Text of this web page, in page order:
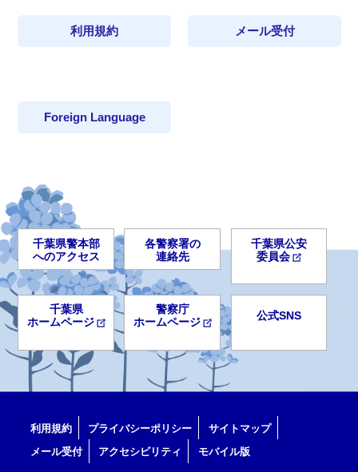
利用規約 メール受付
Foreign Language
千葉県警本部
へのアクセス
各警察署の
連絡先
千葉県公安
委員会
千葉県
ホームページ
警察庁
ホームページ
公式SNS
利用規約 プライバシーポリシー
サイトマップ
メール受付
アクセシビリティ モバイル版